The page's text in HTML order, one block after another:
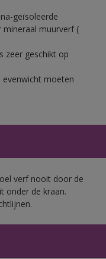
geïsoleerde
mineraal muurverf (
zeer geschikt op
moeten
verf nooit door de
onder de kraan.